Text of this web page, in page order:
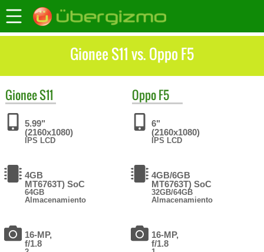
Gionee S11 vs. Oppo F5
GioneeS11
5.99"
(2160x1080)
IPS LCD
4GB
MT6763T) SoC
64GB
Almacenamiento
16-MP,
f/1.8
OppoF5
6"
(2160x1080)
IPS LCD
4GB/6GB
MT6763T) SoC
32GB/64GB
Almacenamiento
16-MP,
f/1.8